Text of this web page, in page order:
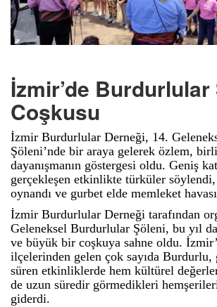
İzmir’de
Coşkusu
İzmir Burdurlular Derneği, 14.
Şöleni’nde bir araya gelerek özlem,
dayanışmanın göstergesi oldu. Geniş
gerçekleşen etkinlikte türküler
oynandı ve gurbet elde memleket
İzmir Burdurlular Derneği tarafından
Geleneksel Burdurlular Şöleni, bu yıl
ve büyük bir coşkuya sahne oldu.
ilçelerinden gelen çok sayıda Burdurlu,
süren etkinliklerde hem kültürel
de uzun süredir görmedikleri
giderdi.